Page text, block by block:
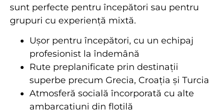
sunt perfecte pentru începători sau pentru
grupuri cu experiență mixtă.
Ușor pentru începători, cu un echipaj
profesionist la îndemână
Rute preplanificate prin destinații
superbe precum Grecia, Croația și Turcia
Atmosferă socială încorporată cu alte
ambarcațiuni din flotilă